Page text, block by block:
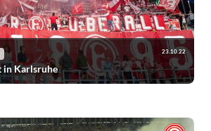
23.10.22
in Karlsruhe